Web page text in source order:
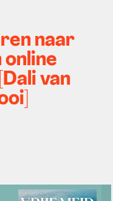
naar
online
van